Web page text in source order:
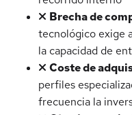
Brecha de
tecnológico exige
la capacidad de
Coste de
perfiles
frecuencia la